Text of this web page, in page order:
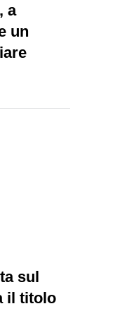
a
un
sul
il titolo